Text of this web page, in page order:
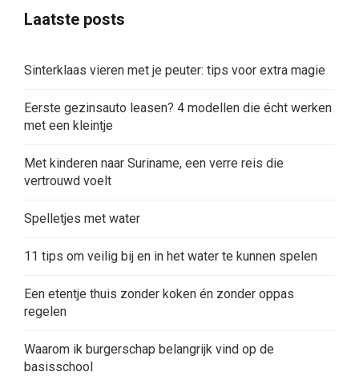
Laatste posts
Sinterklaas vieren met je peuter: tips voor extra magie
Eerste gezinsauto leasen? 4 modellen die écht werken
met een kleintje
Met kinderen naar Suriname, een verre reis die
vertrouwd voelt
Spelletjes met water
11 tips om veilig bij en in het water te kunnen spelen
Een etentje thuis zonder koken én zonder oppas
regelen
Waarom ik burgerschap belangrijk vind op de
basisschool